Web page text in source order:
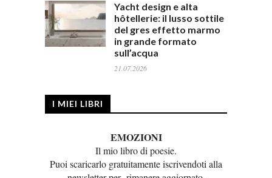
Yacht design e alta
hôtellerie: il lusso sottile
del gres effetto marmo
in grande formato
sull’acqua
21.07.2026
I MIEI LIBRI
EMOZIONI
Il mio libro di poesie.
Puoi scaricarlo gratuitamente iscrivendoti alla